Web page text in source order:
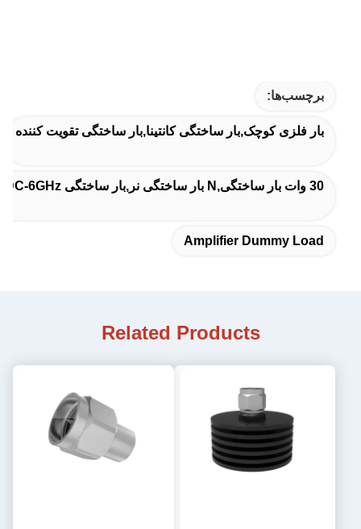
برچسب‌ها:
بار فلزی کوچک,بار ساختگی کانتینا,بار ساختگی تقویت کننده
30 وات بار ساختگی,N بار ساختگی نر,بار ساختگی DC-6GHz
Amplifier Dummy Load
Related Products